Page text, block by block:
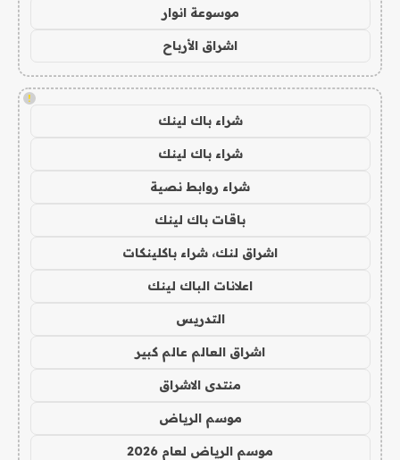
موسوعة انوار
اشراق الأرباح
!
شراء باك لينك
شراء باك لينك
شراء روابط نصية
باقات باك لينك
اشراق لنك، شراء باكلينكات
اعلانات الباك لينك
التدريس
اشراق العالم عالم كبير
منتدى الاشراق
موسم الرياض
موسم الرياض لعام 2026